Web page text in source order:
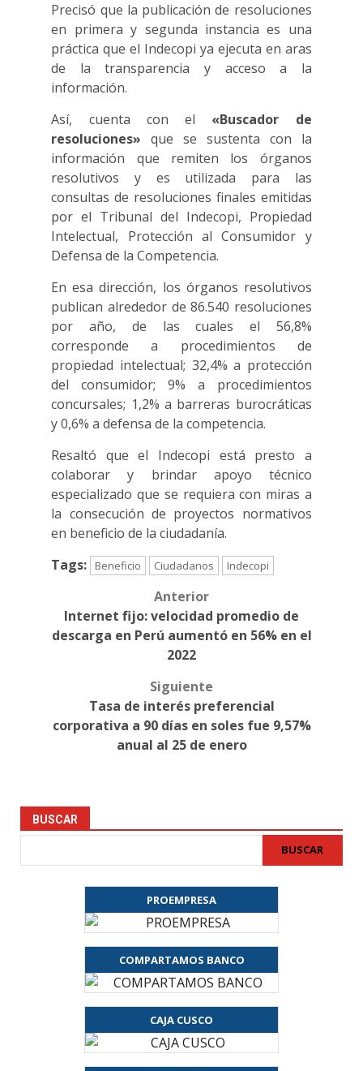
Precisó que la publicación de resoluciones
en primera y segunda instancia es una
práctica que el Indecopi ya ejecuta en aras
de la transparencia y acceso a la
información.
Así, cuenta con el «Buscador de
resoluciones» que se sustenta con la
información que remiten los órganos
resolutivos y es utilizada para las
consultas de resoluciones finales emitidas
por el Tribunal del Indecopi, Propiedad
Intelectual, Protección al Consumidor y
Defensa de la Competencia.
En esa dirección, los órganos resolutivos
publican alrededor de 86.540 resoluciones
por año, de las cuales el 56,8%
corresponde a procedimientos de
propiedad intelectual; 32,4% a protección
del consumidor; 9% a procedimientos
concursales; 1,2% a barreras burocráticas
y 0,6% a defensa de la competencia.
Resaltó que el Indecopi está presto a
colaborar y brindar apoyo técnico
especializado que se requiera con miras a
la consecución de proyectos normativos
en beneficio de la ciudadanía.
Tags:
Beneficio Ciudadanos Indecopi
navigation
Anterior
Internet fijo: velocidad promedio de
descarga en Perú aumentó en 56% en el
2022
Siguiente
Tasa de interés preferencial
corporativa a 90 días en soles fue 9,57%
anual al 25 de enero
BUSCAR
BUSCAR
PROEMPRESA
COMPARTAMOS BANCO
CAJA CUSCO